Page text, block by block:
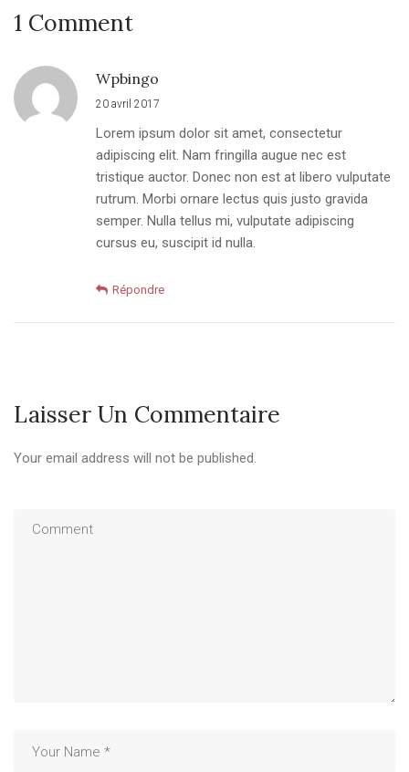
1 Comment
Wpbingo
20 avril 2017
Lorem ipsum dolor sit amet, consectetur
adipiscing elit. Nam fringilla augue nec est
tristique auctor. Donec non est at libero vulputate
rutrum. Morbi ornare lectus quis justo gravida
semper. Nulla tellus mi, vulputate adipiscing
cursus eu, suscipit id nulla.
Répondre
Laisser Un Commentaire
Your email address will not be published.